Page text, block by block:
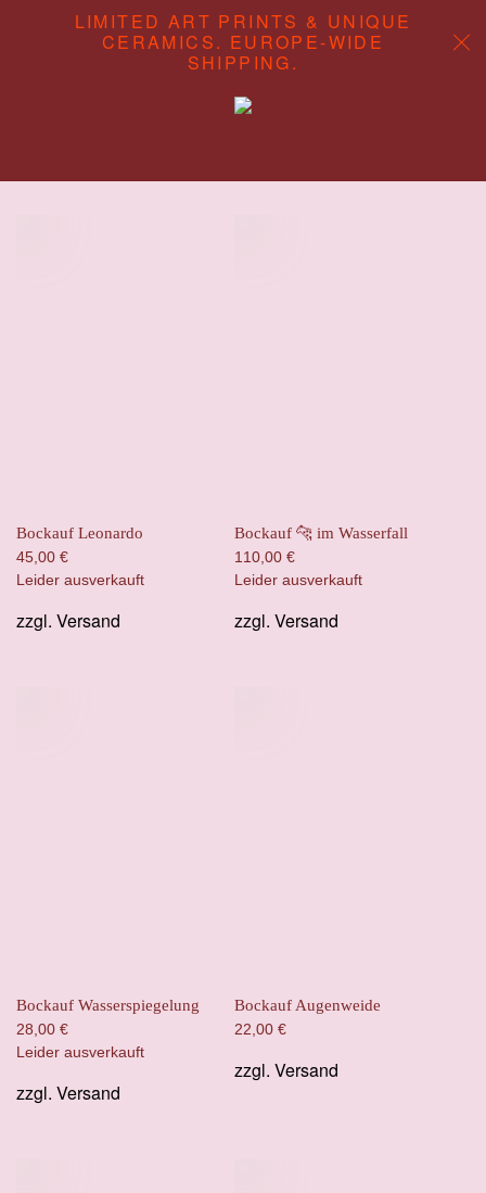
LIMITED ART PRINTS & UNIQUE
CERAMICS. EUROPE-WIDE
SHIPPING.
Bockauf Leonardo
45,00 €
Leider ausverkauft
zzgl. Versand
Bockauf 🐆 im Wasserfall
110,00 €
Leider ausverkauft
zzgl. Versand
Bockauf Wasserspiegelung
28,00 €
Leider ausverkauft
zzgl. Versand
Bockauf Augenweide
22,00 €
zzgl. Versand